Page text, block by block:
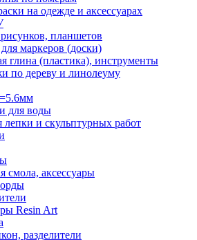
на одежде и аксессуарах
планшетов
маркеров (доски)
глина (пластика), инструменты
по дереву и линолеуму
для воды
лепки и скульптурных работ
смола, аксессуары
Resin Art
разделители